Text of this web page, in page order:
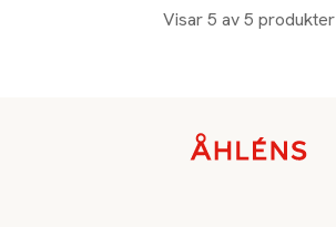
Visar 5 av 5 produkter